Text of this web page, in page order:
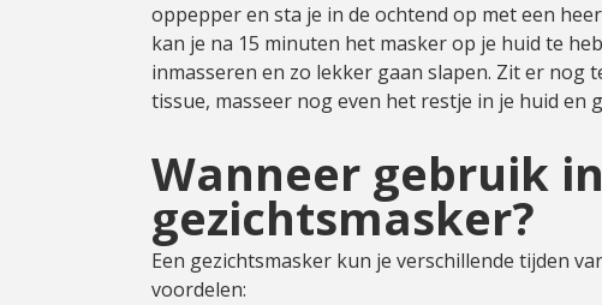
oppepper en sta je in de ochtend op met een
kan je na 15 minuten het masker op je huid te
inmasseren en zo lekker gaan slapen. Zit er nog
tissue, masseer nog even het restje in je huid en
Wanneer gebruik
gezichtsmasker?
Een gezichtsmasker kun je verschillende tijden
voordelen: